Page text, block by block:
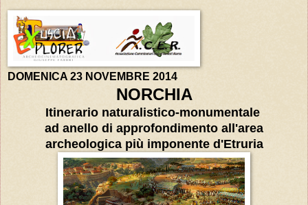
DOMENICA 23 NOVEMBRE 2014
NORCHIA
Itinerario naturalistico-monumentale
ad anello di approfondimento all'area
archeologica più imponente d'Etruria